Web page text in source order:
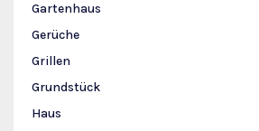
Gartenhaus
Gerüche
Grillen
Grundstück
Haus